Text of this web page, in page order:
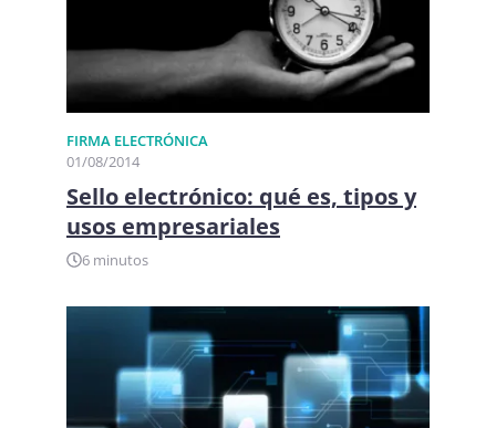
FIRMA ELECTRÓNICA​
01/08/2014
Sello electrónico: qué es, tipos y
usos empresariales
6 minutos